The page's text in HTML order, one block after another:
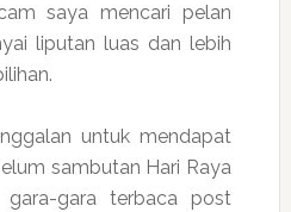
saya mencari pelan
liputan luas dan lebih
untuk mendapat
sambutan Hari Raya
gara terbaca post